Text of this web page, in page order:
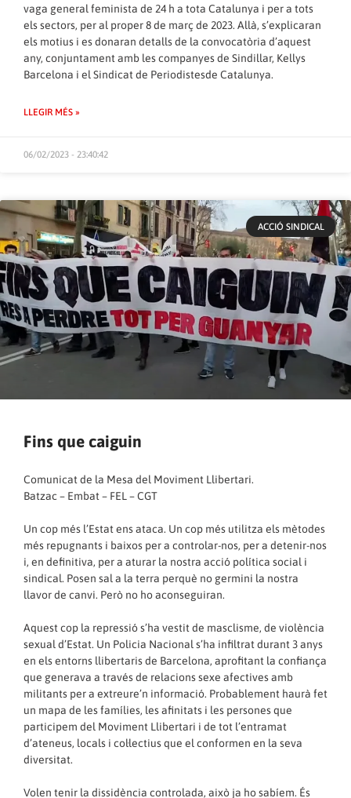
vaga general feminista de 24 h a tota Catalunya i per a tots
els sectors, per al proper 8 de març de 2023. Allà, s’explicaran
els motius i es donaran detalls de la convocatòria d’aquest
any, conjuntament amb les companyes de Sindillar, Kellys
Barcelona i el Sindicat de Periodistesde Catalunya.
LLEGIR MÉS »
06/02/2023 - 23:40:42
ACCIÓ SINDICAL
Fins que caiguin
Comunicat de la Mesa del Moviment Llibertari.
Batzac – Embat – FEL – CGT
Un cop més l’Estat ens ataca. Un cop més utilitza els mètodes
més repugnants i baixos per a controlar-nos, per a detenir-nos
i, en definitiva, per a aturar la nostra acció política social i
sindical. Posen sal a la terra perquè no germini la nostra
llavor de canvi. Però no ho aconseguiran.
Aquest cop la repressió s’ha vestit de masclisme, de violència
sexual d’Estat. Un Policia Nacional s’ha infiltrat durant 3 anys
en els entorns llibertaris de Barcelona, aprofitant la confiança
que generava a través de relacions sexe afectives amb
militants per a extreure’n informació. Probablement haurà fet
un mapa de les famílies, les afinitats i les persones que
participem del Moviment Llibertari i de tot l’entramat
d’ateneus, locals i col·lectius que el conformen en la seva
diversitat.
Volen tenir la dissidència controlada, això ja ho sabíem. És